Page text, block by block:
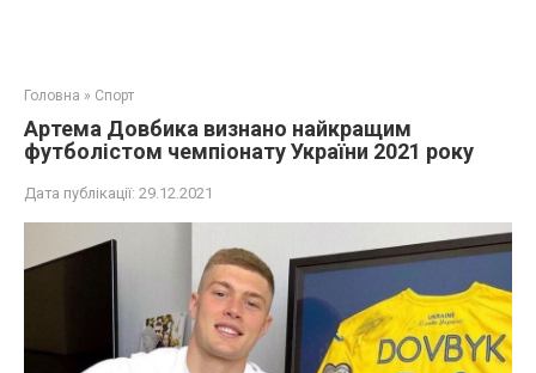
Головна » Спорт
Артема Довбика визнано найкращим
футболістом чемпіонату України 2021 року
Дата публікації: 29.12.2021